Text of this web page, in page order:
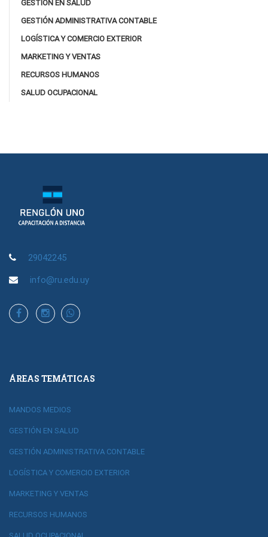
GESTIÓN EN SALUD
GESTIÓN ADMINISTRATIVA CONTABLE
LOGÍSTICA Y COMERCIO EXTERIOR
MARKETING Y VENTAS
RECURSOS HUMANOS
SALUD OCUPACIONAL
29042245
info@ru.edu.uy
ÁREAS TEMÁTICAS
MANDOS MEDIOS
GESTIÓN EN SALUD
GESTIÓN ADMINISTRATIVA CONTABLE
LOGÍSTICA Y COMERCIO EXTERIOR
MARKETING Y VENTAS
RECURSOS HUMANOS